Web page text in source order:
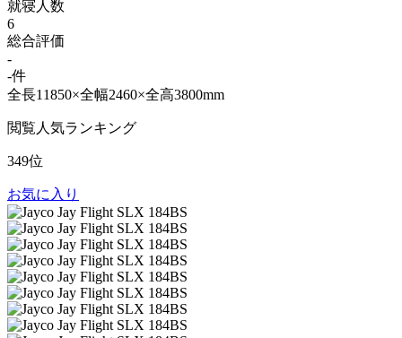
就寝人数
6
総合評価
-
-件
全長11850×全幅2460×全高3800mm
閲覧人気ランキング
349位
お気に入り